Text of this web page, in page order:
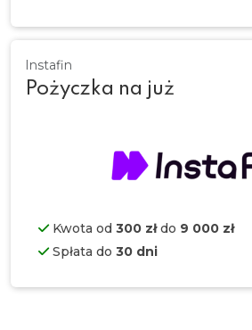
Instafin
Pożyczka na już
Kwota od 300 złdo 9 000 zł
Spłata do 30 dni